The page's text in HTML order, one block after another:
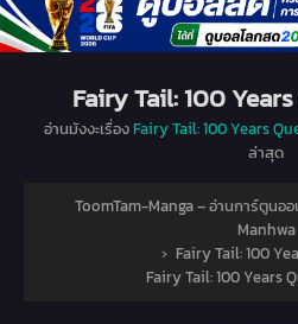
Fairy Tail: 100
อ่านมังงะเรื่องFairy Tail: 100 Years
ล่าสุด
ToomTam-Manga – อ่านการ์ตูนอ
Manhwa
› Fairy Tail: 100
Fairy Tail: 100 Years